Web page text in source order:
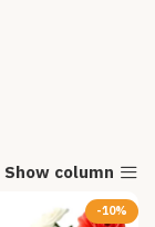
Show column
-10%